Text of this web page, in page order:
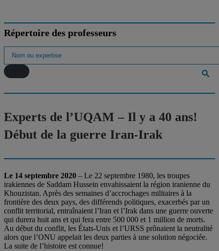
Répertoire des professeurs
Experts de l’UQAM – Il y a 40 ans!
Début de la guerre Iran-Irak
Le 14 septembre 2020 – Le 22 septembre 1980, les troupes
irakiennes de Saddam Hussein envahissaient la région iranienne du
Khouzistan. Après des semaines d’accrochages militaires à la
frontière des deux pays, des différends politiques, exacerbés par un
conflit territorial, entraînaient l’Iran et l’Irak dans une guerre ouverte
qui durera huit ans et qui fera entre 500 000 et 1 million de morts.
Au début du conflit, les États-Unis et l’URSS prônaient la neutralité
alors que l’ONU appelait les deux parties à une solution négociée.
La suite de l’histoire est connue!